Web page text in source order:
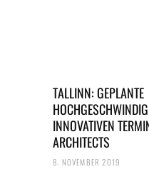
TALLINN: GEPLANTE
INNOVATIVEN
ARCHITECTS
8. NOVEMBER 2019